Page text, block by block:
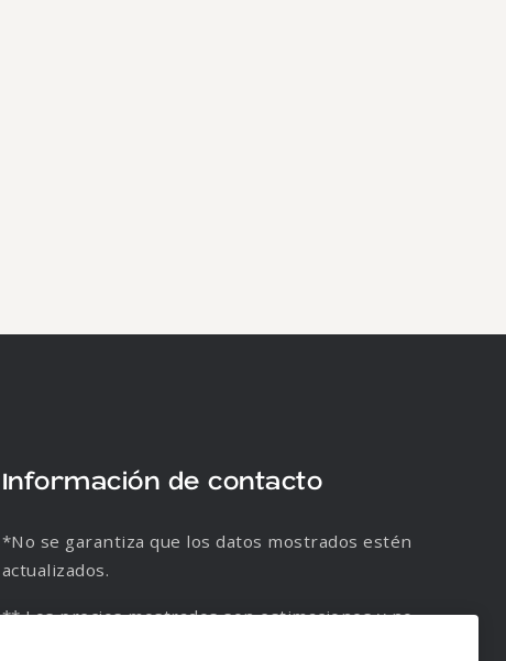
Información de contacto
*No se garantiza que los datos mostrados estén
actualizados.
** Los precios mostrados son estimaciones y no